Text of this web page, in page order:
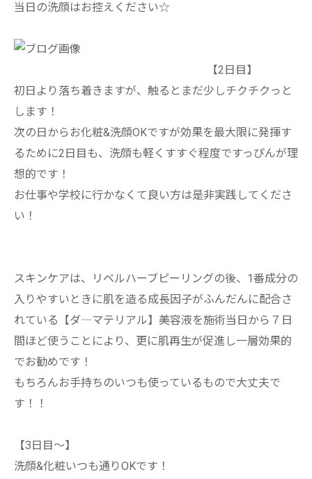
当日の洗顔はお控えください☆
【2日目】
初日より落ち着きますが、触るとまだ少しチクチクっと
します！
次の日からお化粧&洗顔OKですが効果を最大限に発揮す
るために2日目も、洗顔も軽くすすぐ程度ですっぴんが理
想的です！
お仕事や学校に行かなくて良い方は是非実践してくださ
い！
スキンケアは、リベルハーブピーリングの後、1番成分の
入りやすいときに肌を造る成長因子がふんだんに配合さ
れている【ダ―マテリアル】美容液を施術当日から７日
間ほど使うことにより、更に肌再生が促進し一層効果的
でお勧めです！
もちろんお手持ちのいつも使っているもので大丈夫で
す！！
【3日目～】
洗顔&化粧いつも通りOKです！